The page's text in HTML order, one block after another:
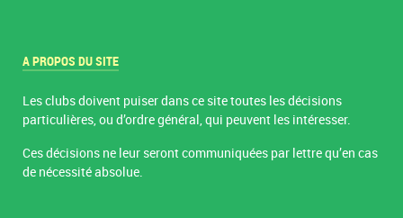
A PROPOS DU SITE
Les clubs doivent puiser dans ce site toutes les décisions
particulières, ou d’ordre général, qui peuvent les intéresser.
Ces décisions ne leur seront communiquées par lettre qu’en cas
de nécessité absolue.